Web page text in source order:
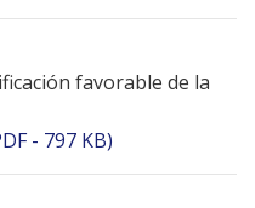
favorable de la
- 797 KB)